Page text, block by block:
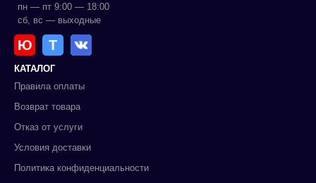
пн — пт 9:00 — 18:00
сб, вс — выходные
Ю Т
КАТАЛОГ
Правила оплаты
Возврат товара
Отказ от услуги
Условия доставки
Политика конфиденциальности